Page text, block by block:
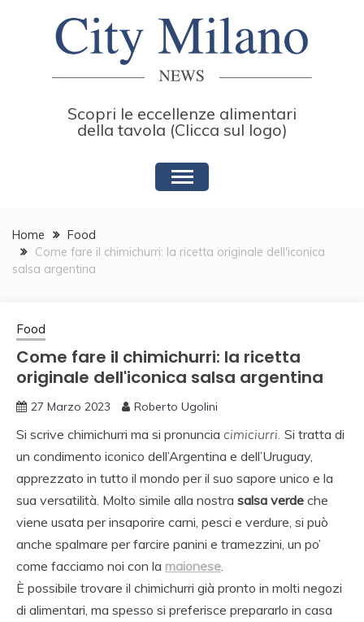
Scopri le eccellenze alimentari
della tavola (Clicca sul logo)
Home
Food
Come fare il chimichurri: la ricetta originale dell'iconica
salsa argentina
Food
Come fare il chimichurri: la ricetta
originale dell'iconica salsa argentina
27 Marzo 2023 Roberto Ugolini
Si scrive chimichurri ma si pronuncia cimiciurri. Si tratta di
un condimento iconico dell’Argentina e dell’Uruguay,
apprezzato in tutto il mondo per il suo sapore unico e la
sua versatilità. Molto simile alla nostra salsa verde che
viene usata per insaporire carni, pesci e verdure, si può
anche spalmare per farcire panini e tramezzini, un po’
come facciamo noi con la maionese
È possibile trovare il chimichurri già pronto in molti negozi
di alimentari, ma spesso si preferisce prepararlo in casa